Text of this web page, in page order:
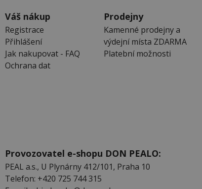
Váš nákup
Registrace
Přihlášení
Jak nakupovat - FAQ
Ochrana dat
Prodejny
Kamenné prodejny a
výdejní místa ZDARMA
Platební možnosti
Provozovatel e-shopu DON PEALO:
PEAL a.s., U Plynárny 412/101, Praha 10
Telefon: +420 725 744 315